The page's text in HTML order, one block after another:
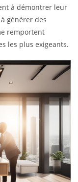
à démontrer leur
générer des
remportent
les plus exigeants.